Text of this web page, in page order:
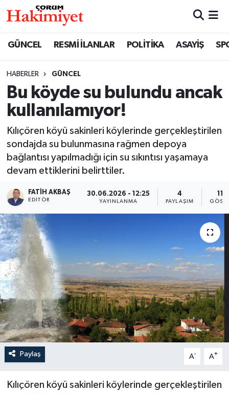
GÜNCEL RESMİ İLANLAR POLİTİKA ASAYİŞ
HABERLER GÜNCEL
Bu köyde su bulundu ancak
kullanılamıyor!
Kılıçören köyü sakinleri köylerinde gerçekleştirilen
sondajda su bulunmasına rağmen depoya
bağlantısı yapılmadığı için su sıkıntısı yaşamaya
devam ettiklerini belirttiler.
FATIH AKBAŞ
EDITÖR
30.06.2026 - 12:25
YAYINLANMA
4
PAYLAŞIM
Paylaş A- A+
Kılıçören köyü sakinleri köylerinde gerçekleştirilen
SAĞLIK
ASAYİŞ
EKONOMİ
GÜNCEL
AKTÜEL
EĞİTİM
İLÇELER
OTOPARK
TEKNOLOJİ
Nöbetçi Eczaneler
Çorum Namaz Vakitleri
Trafik Durumu
Süper Lig Puan Durumu ve Fikstür
Tüm Manşetler
Son Dakika Haberleri
Haber Arşivi